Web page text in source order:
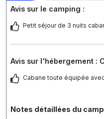
Avis sur le camping :
Petit séjour de 3 nuits
Avis sur l'hébergement :
Cabane toute équipée
Notes détaillées du